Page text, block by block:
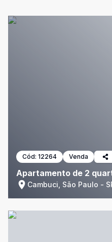
Cód: 12264 Venda
Apartamento de 2
Cambuci, São Paulo -